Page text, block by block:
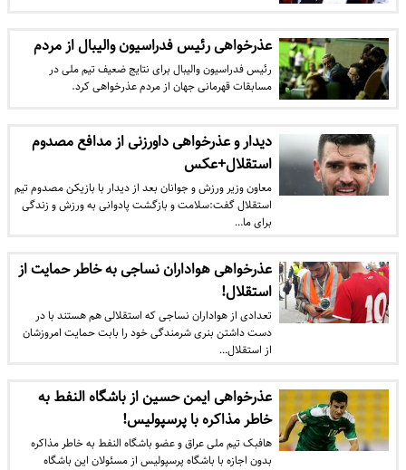
عذرخواهی رئیس فدراسیون والیبال از مردم
رئیس فدراسیون والیبال برای نتایج ضعیف تیم ملی در
مسابقات قهرمانی جهان از مردم عذرخواهی کرد.
دیدار و عذر‌خواهی داورزنی از مدافع مصدوم
استقلال+عکس
معاون وزیر ورزش و جوانان بعد از دیدار با بازیکن مصدوم تیم
استقلال گفت:سلامت و بازگشت پادوانی به ورزش و زندگی
برای ما…
عذر‌خواهی هواداران نساجی به خاطر حمایت از
استقلال!
تعدادی از هواداران نساجی که استقلالی‌ هم هستند با در
دست داشتن بنری شرمندگی خود را بابت حمایت امروزشان
از استقلال…
عذرخواهی ایمن حسین از باشگاه النفط به
خاطر مذاکره با پرسپولیس!
هافبک تیم ملی عراق و عضو باشگاه النفط به خاطر مذاکره
بدون اجازه با باشگاه پرسپولیس از مسئولان این باشگاه